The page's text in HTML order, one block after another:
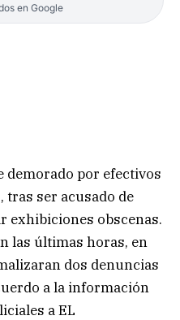
en Google
demorado por efectivos
tras ser acusado de
exhibiciones obscenas.
las últimas horas, en
dos denuncias
a la información
a EL